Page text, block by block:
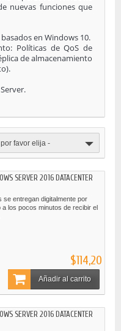
nuevas funciones que
en Windows 10.
Políticas de QoS de
de almacenamiento
favor elija -
SERVER 2016 DATACENTER
se entregan digitalmente por
los pocos minutos de recibir el
$114,20
Añadir al carrito
SERVER 2016 DATACENTER